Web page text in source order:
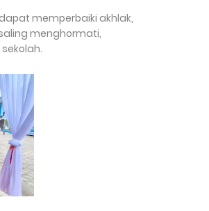
memperbaiki akhlak,
menghormati,